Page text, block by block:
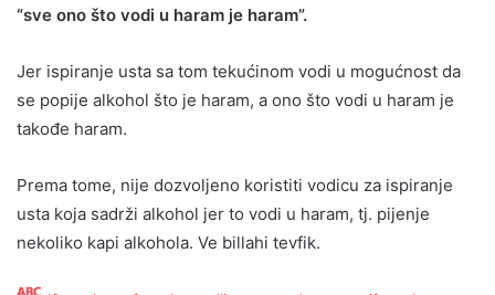
“sve ono što vodi u haram je haram”.
Jer ispiranje usta sa tom tekućinom vodi u mogućnost da
se popije alkohol što je haram, a ono što vodi u haram je
takođe haram.
Prema tome, nije dozvoljeno koristiti vodicu za ispiranje
usta koja sadrži alkohol jer to vodi u haram, tj. pijenje
nekoliko kapi alkohola. Ve billahi tevfik.